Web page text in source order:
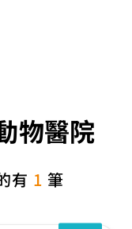
物醫院
有 1 筆